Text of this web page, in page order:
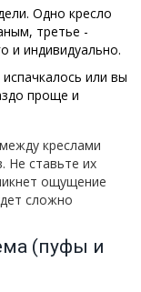
Одно кресло
третье -
и индивидуально.
или вы
проще и
креслами
Не ставьте их
ощущение
сложно
(пуфы и